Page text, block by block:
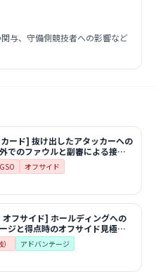
与、守備側競技者への影響など
ード] 抜け出したアタッカーへの
でのファウルと副審による接触
ワールドカップ2026 グループ
アフリカ
オフサイド
フサイド] ホールディングへの
ジと得点時のオフサイド見極め |
崎フロンターレvs横浜F・マリノ
アドバンテージ